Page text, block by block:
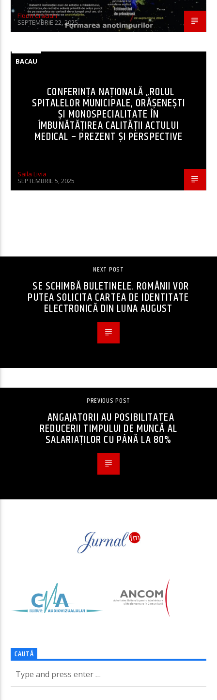
Florin Craciun
SEPTEMBRIE 22, 2025
BACAU
CONFERINȚA NAȚIONALĂ „ROLUL
SPITALELOR MUNICIPALE, ORĂȘENEȘTI
ȘI MONOSPECIALITATE ÎN
ÎMBUNĂTĂȚIREA CALITĂȚII ACTULUI
MEDICAL – PREZENT ȘI PERSPECTIVE
Saila Livia
SEPTEMBRIE 5, 2025
NEXT POST
SE SCHIMBĂ BULETINELE. ROMÂNII VOR
PUTEA SOLICITA CARTEA DE IDENTITATE
ELECTRONICĂ DIN LUNA AUGUST
PREVIOUS POST
ANGAJATORII AU POSIBILITATEA
REDUCERII TIMPULUI DE MUNCĂ AL
SALARIAŢILOR CU PÂNĂ LA 80%
CAUTĂ